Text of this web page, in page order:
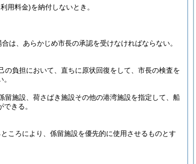
用料金)を納付しないとき。
は、あらかじめ市長の承認を受けなければならない。
の負担において、直ちに原状回復をして、市長の検査を
施設、荷さばき施設その他の港湾施設を指定して、船
きる。
ころにより、係留施設を優先的に使用させるものとす